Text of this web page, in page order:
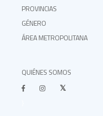
PROVINCIAS
GÉNERO
ÁREA METROPOLITANA
QUIÉNES SOMOS